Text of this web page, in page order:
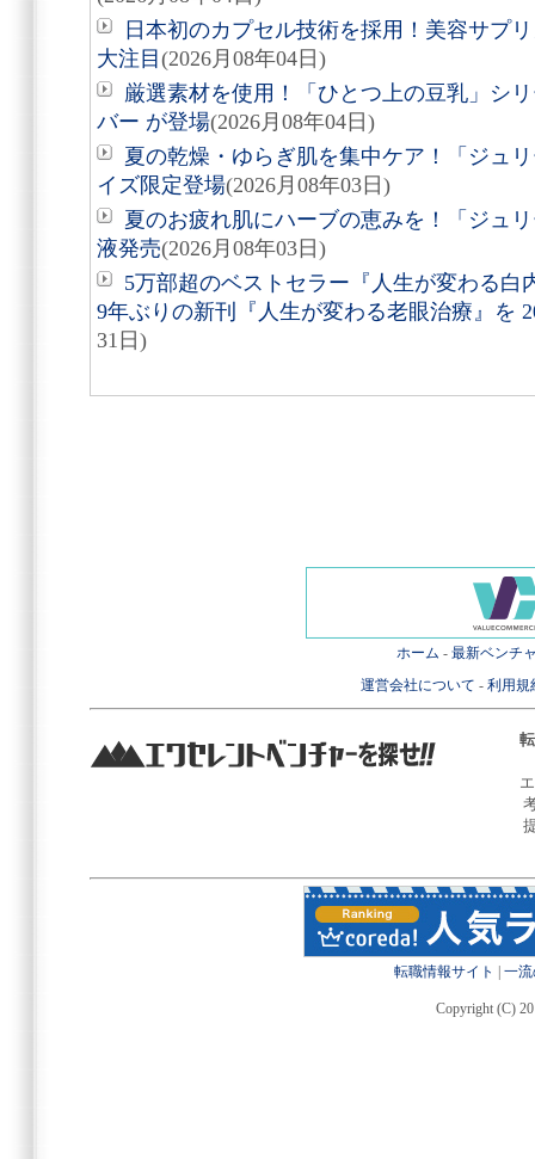
日本初のカプセル技術を採用！美容サプ
大注目 (2026月08年04日)
厳選素材を使用！「ひとつ上の豆乳」シ
バー が登場(2026月08年04日)
夏の乾燥・ゆらぎ肌を集中ケア！「ジュ
イズ限定登場(2026月08年03日)
夏のお疲れ肌にハーブの恵みを！「ジュ
液発売(2026月08年03日)
5万部超のベストセラー『人生が変わる白
9年ぶりの新刊『人生が変わる老眼治療』を
31日)
ホーム - 最新ベンチ
運営会社について - 利用規
転職情報サイト 一
Copyright (C)